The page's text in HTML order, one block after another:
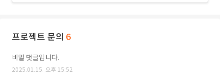
프로젝트 문의 6
비밀 댓글입니다.
2025.01.15. 오후 15:52